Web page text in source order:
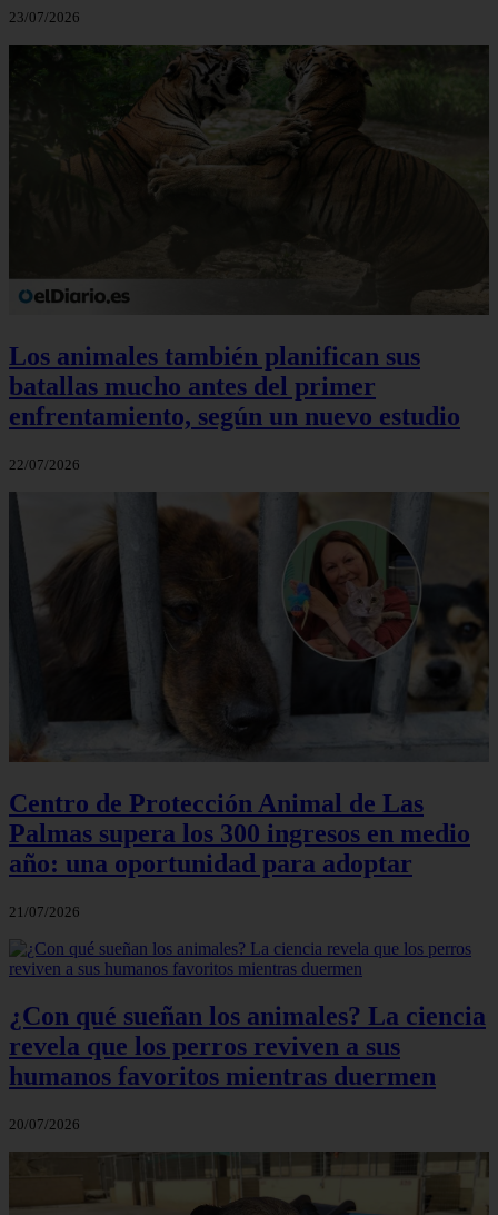
23/07/2026
Los animales también planifican sus
batallas mucho antes del primer
enfrentamiento, según un nuevo estudio
22/07/2026
Centro de Protección Animal de Las
Palmas supera los 300 ingresos en medio
año: una oportunidad para adoptar
21/07/2026
¿Con qué sueñan los animales? La ciencia
revela que los perros reviven a sus
humanos favoritos mientras duermen
20/07/2026